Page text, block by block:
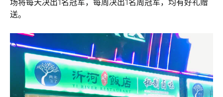
场将每天决出1名冠军，每周决出1名周冠军，均有好礼赠
送。